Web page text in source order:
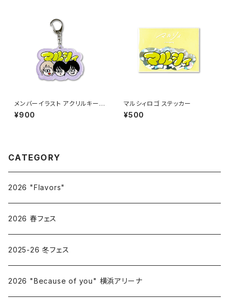
メンバーイラスト アクリルキー
ホルダー
¥900
マルシィロゴ ステッカー
¥500
CATEGORY
2026 "Flavors"
2026 春フェス
2025-26 冬フェス
2026 "Because of you" 横浜アリーナ